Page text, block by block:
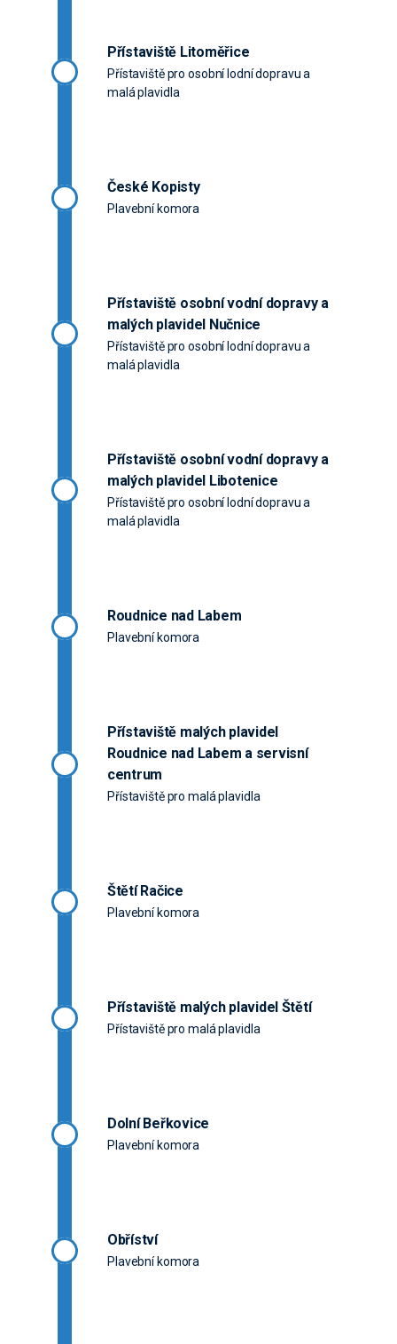
Přístaviště Litoměřice
Přístaviště pro osobní lodní dopravu a
malá plavidla
České Kopisty
Plavební komora
Přístaviště osobní vodní dopravy a
malých plavidel Nučnice
Přístaviště pro osobní lodní dopravu a
malá plavidla
Přístaviště osobní vodní dopravy a
malých plavidel Libotenice
Přístaviště pro osobní lodní dopravu a
malá plavidla
Roudnice nad Labem
Plavební komora
Přístaviště malých plavidel
Roudnice nad Labem a servisní
centrum
Přístaviště pro malá plavidla
Štětí Račice
Plavební komora
Přístaviště malých plavidel Štětí
Přístaviště pro malá plavidla
Dolní Beřkovice
Plavební komora
Obříství
Plavební komora